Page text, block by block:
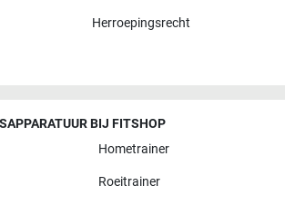
Herroepingsrecht
BIJ FITSHOP
Hometrainer
Roeitrainer